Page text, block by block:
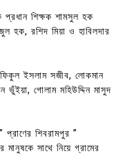
প্রধান শিক্ষক শামসুল হক
হক, রশিদ মিয়া ও হাবিলদার
ইসলাম সজীব, লোকমান
গোলাম মহিউদ্দিন মাসুদ
প্রাণের শিবরামপুর ”
মানুষকে সাথে নিয়ে গ্রামের